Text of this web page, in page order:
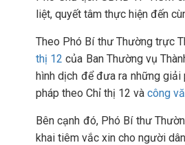
liệt, quyết tâm thực hiện đến
Theo Phó Bí thư Thường trực
thị 12 của Ban Thường vụ
hình dịch để đưa ra những giải
pháp theo Chỉ thị 12 và công
Bên cạnh đó, Phó Bí thư
khai tiêm vắc xin cho người